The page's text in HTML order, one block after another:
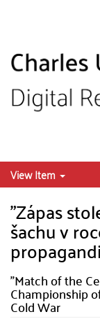
View Item
"Zápas
šachu v
"Match of the
Championship
Cold War